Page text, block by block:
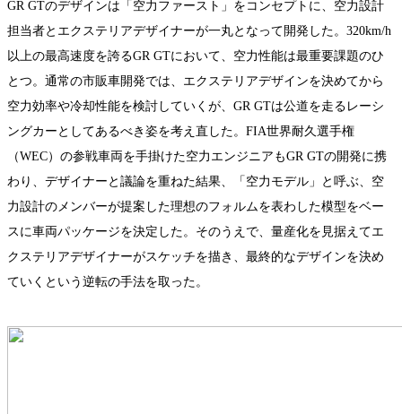
GR GTのデザインは「空力ファースト」をコンセプトに、空力設計
担当者とエクステリアデザイナーが一丸となって開発した。320km/h
以上の最高速度を誇るGR GTにおいて、空力性能は最重要課題のひ
とつ。通常の市販車開発では、エクステリアデザインを決めてから
空力効率や冷却性能を検討していくが、GR GTは公道を走るレーシ
ングカーとしてあるべき姿を考え直した。FIA世界耐久選手権
（WEC）の参戦車両を手掛けた空力エンジニアもGR GTの開発に携
わり、デザイナーと議論を重ねた結果、「空力モデル」と呼ぶ、空
力設計のメンバーが提案した理想のフォルムを表わした模型をベー
スに車両パッケージを決定した。そのうえで、量産化を見据えてエ
クステリアデザイナーがスケッチを描き、最終的なデザインを決め
ていくという逆転の手法を取った。